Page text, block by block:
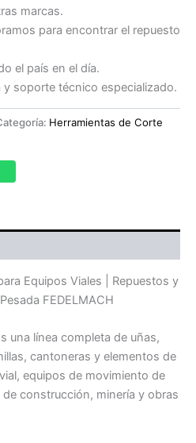
marcas.
para encontrar el repuesto
el país en el día.
soporte técnico especializado.
Herramientas de Corte
Equipos Viales | Repuestos y
FEDELMACH
una línea completa de uñas,
cantoneras y elementos de
equipos de movimiento de
construcción, minería y obras